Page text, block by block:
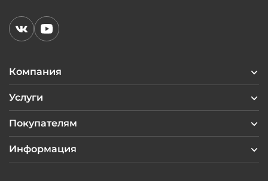
Компания
Услуги
Покупателям
Информация